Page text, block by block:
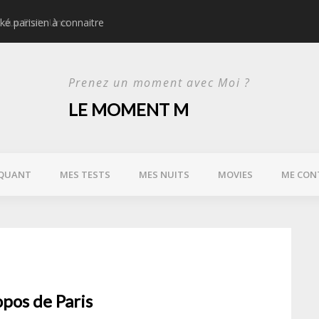
parisien à connaitre
Prenez un moment avec Moi ?
LE MOMENT M
MES TESTS MES NUITS MOVIES ME
de Paris